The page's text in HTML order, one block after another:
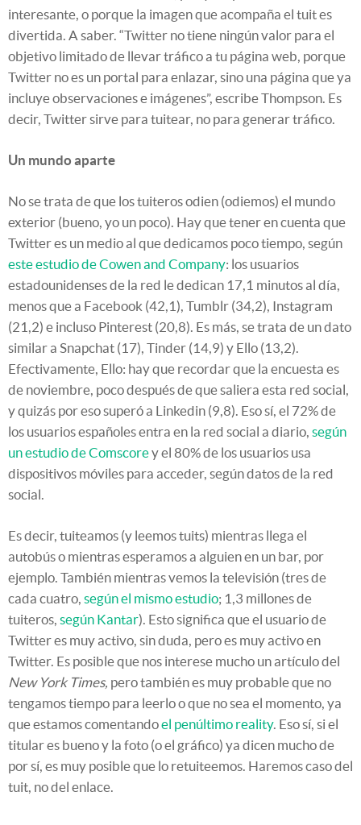
interesante, o porque la imagen que acompaña el tuit es
divertida. A saber. “Twitter no tiene ningún valor para el
objetivo limitado de llevar tráfico a tu página web, porque
Twitter no es un portal para enlazar, sino una página que ya
incluye observaciones e imágenes”, escribe Thompson. Es
decir, Twitter sirve para tuitear, no para generar tráfico.
Un mundo aparte
No se trata de que los tuiteros odien (odiemos) el mundo
exterior (bueno, yo un poco). Hay que tener en cuenta que
Twitter es un medio al que dedicamos poco tiempo, según
este estudio de Cowen and Company: los usuarios
estadounidenses de la red le dedican 17,1 minutos al día,
menos que a Facebook (42,1), Tumblr (34,2), Instagram
(21,2) e incluso Pinterest (20,8). Es más, se trata de un dato
similar a Snapchat (17), Tinder (14,9) y Ello (13,2).
Efectivamente, Ello: hay que recordar que la encuesta es
de noviembre, poco después de que saliera esta red social,
y quizás por eso superó a Linkedin (9,8). Eso sí, el 72% de
los usuarios españoles entra en la red social a diario, según
un estudio de Comscorey el 80% de los usuarios usa
dispositivos móviles para acceder, según datos de la red
social.
Es decir, tuiteamos (y leemos tuits) mientras llega el
autobús o mientras esperamos a alguien en un bar, por
ejemplo. También mientras vemos la televisión (tres de
cada cuatro, según el mismo estudio; 1,3 millones de
tuiteros, según Kantar). Esto significa que el usuario de
Twitter es muy activo, sin duda, pero es muy activo en
Twitter. Es posible que nos interese mucho un artículo del
New York Times, pero también es muy probable que no
tengamos tiempo para leerlo o que no sea el momento, ya
que estamos comentandoel penúltimo reality. Eso sí, si el
titular es bueno y la foto (o el gráfico) ya dicen mucho de
por sí, es muy posible que lo retuiteemos. Haremos caso del
tuit, no del enlace.